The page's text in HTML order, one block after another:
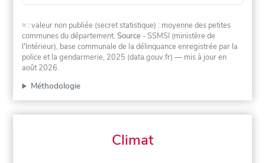
≈ : valeur non publiée (secret statistique) : moyenne des petites
communes du département.Source - SSMSI (ministère de
l'Intérieur), base communale de la délinquance enregistrée par la
police et la gendarmerie, 2025 (data.gouv.fr) — mis à jour en
août 2026.
Méthodologie
Climat